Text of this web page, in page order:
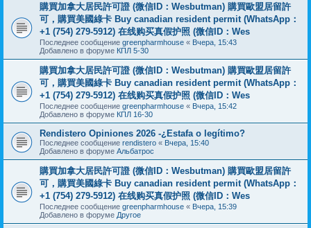
購買加拿大居民許可證 (微信ID：Wesbutman) 購買歐盟居留許
可，購買美國綠卡 Buy canadian resident permit (WhatsApp：
+1 (754) 279-5912) 在线购买真假护照 (微信ID：Wes
Последнее сообщение greenpharmhouse « Вчера, 15:43
Добавлено в форуме КПЛ 5-30
購買加拿大居民許可證 (微信ID：Wesbutman) 購買歐盟居留許
可，購買美國綠卡 Buy canadian resident permit (WhatsApp：
+1 (754) 279-5912) 在线购买真假护照 (微信ID：Wes
Последнее сообщение greenpharmhouse « Вчера, 15:42
Добавлено в форуме КПЛ 16-30
Rendistero Opiniones 2026 -¿Estafa o legítimo?
Последнее сообщение rendistero « Вчера, 15:40
Добавлено в форуме Альбатрос
購買加拿大居民許可證 (微信ID：Wesbutman) 購買歐盟居留許
可，購買美國綠卡 Buy canadian resident permit (WhatsApp：
+1 (754) 279-5912) 在线购买真假护照 (微信ID：Wes
Последнее сообщение greenpharmhouse « Вчера, 15:39
Добавлено в форуме Другое